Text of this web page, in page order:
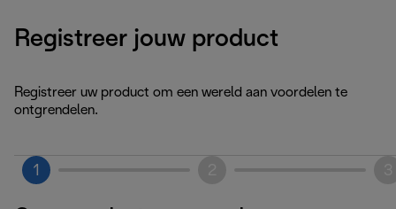
Registreer jouw product
Registreer uw product om een wereld aan voordelen te
ontgrendelen.
1